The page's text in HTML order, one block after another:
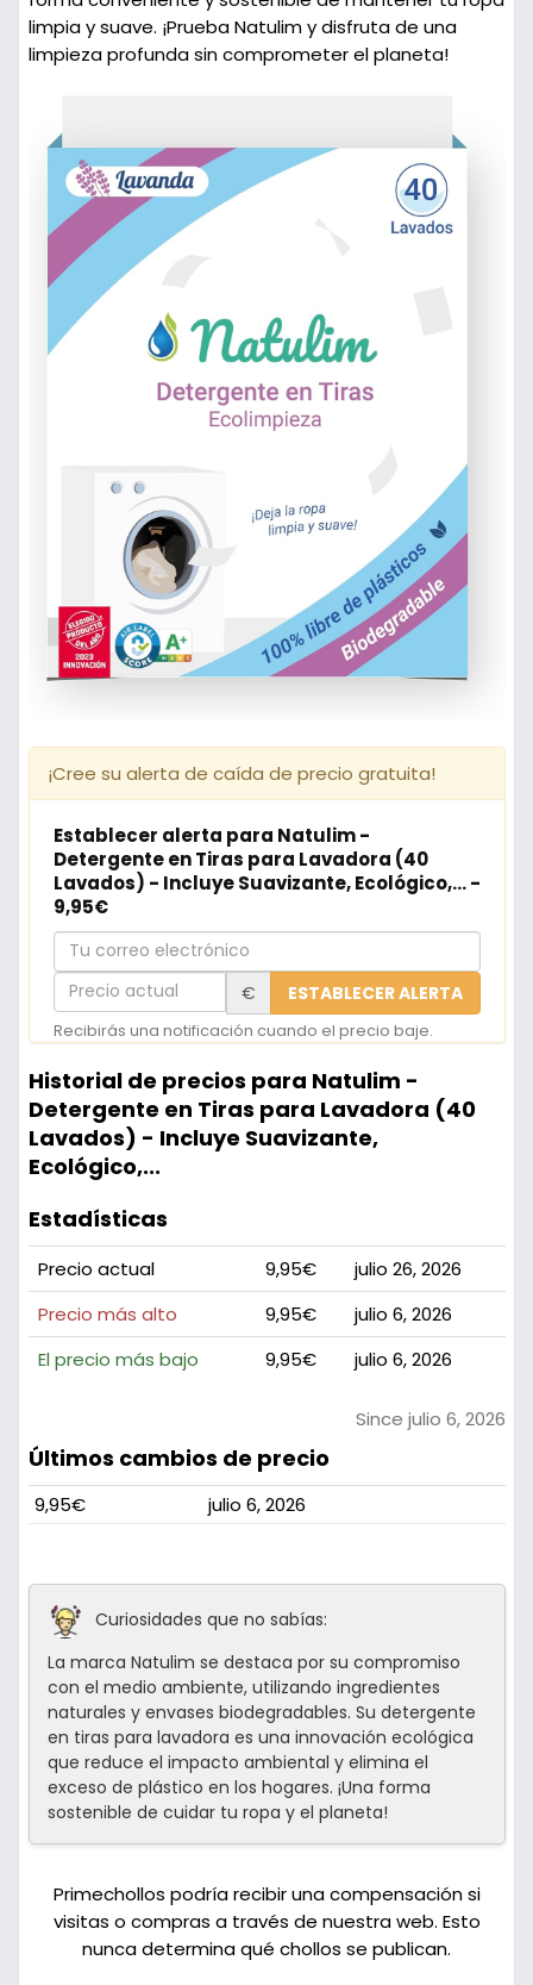
limpia y suave. ¡Prueba Natulim y disfruta de una
limpieza profunda sin comprometer el planeta!
¡Cree su alerta de caída de precio gratuita!
Establecer alerta para Natulim -
Detergente en Tiras para Lavadora (40
Lavados) - Incluye Suavizante, Ecológico,... -
9,95€
Tu
correo
electrónico
Precio
actual
€ ESTABLECER ALERTA
Recibirás una notificación cuando el precio baje.
Historial de precios para Natulim -
Detergente en Tiras para Lavadora (40
Lavados) - Incluye Suavizante,
Ecológico,...
Estadísticas
Precio actual 9,95€
julio 26, 2026
Precio más alto
9,95€
julio 6, 2026
El precio más bajo
9,95€ julio 6, 2026
Since julio 6, 2026
Últimos cambios de precio
9,95€ julio 6, 2026
Curiosidades que no sabías:
La marca Natulim se destaca por su compromiso
con el medio ambiente, utilizando ingredientes
naturales y envases biodegradables. Su detergente
en tiras para lavadora es una innovación ecológica
que reduce el impacto ambiental y elimina el
exceso de plástico en los hogares. ¡Una forma
sostenible de cuidar tu ropa y el planeta!
Primechollos podría recibir una compensación si
visitas o compras a través de nuestra web. Esto
nunca determina qué chollos se publican.